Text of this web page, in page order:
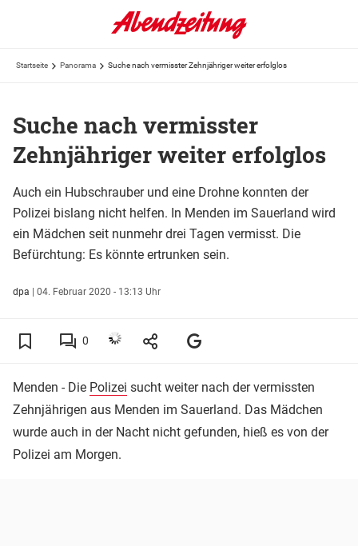
Startseite Panorama Suche nach vermisster Zehnjähriger weiter erfolglos
Suche nach vermisster
Zehnjähriger weiter erfolglos
Auch ein Hubschrauber und eine Drohne konnten der
Polizei bislang nicht helfen. In Menden im Sauerland wird
ein Mädchen seit nunmehr drei Tagen vermisst. Die
Befürchtung: Es könnte ertrunken sein.
dpa | 04. Februar 2020 - 13:13 Uhr
0
Menden - Die Polizei sucht weiter nach der vermissten
Zehnjährigen aus Menden im Sauerland. Das Mädchen
wurde auch in der Nacht nicht gefunden, hieß es von der
Polizei am Morgen.